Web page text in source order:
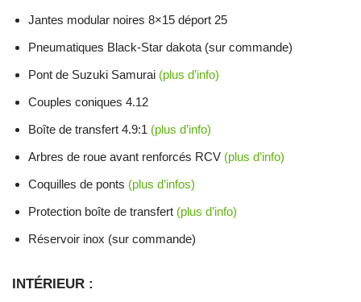
Jantes modular noires 8×15 déport 25
Pneumatiques Black-Star dakota (sur commande)
Pont de Suzuki Samurai (plus d’info)
Couples coniques 4.12
Boîte de transfert 4.9:1 (plus d’info)
Arbres de roue avant renforcés RCV (plus d’info)
Coquilles de ponts (plus d’infos)
Protection boîte de transfert (plus d’info)
Réservoir inox (sur commande)
INTÉRIEUR :